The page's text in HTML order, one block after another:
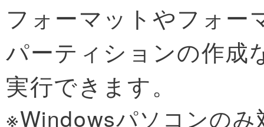
フォーマットやフォー
パーティションの作成
実行できます。
※Windowsパソコンの